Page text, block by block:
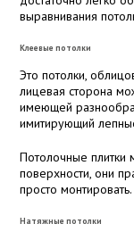
выравнивания
Клеевые потолки
Это потолки,
лицевая сторона
имеющей
имитирующий
Потолочные плитки
поверхности, они
просто монтировать.
Натяжные потолки